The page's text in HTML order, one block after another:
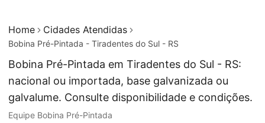
Home Cidades Atendidas
Bobina Pré-Pintada - Tiradentes do Sul - RS
Bobina Pré-Pintada em Tiradentes do Sul - RS:
nacional ou importada, base galvanizada ou
galvalume. Consulte disponibilidade e condições.
Equipe Bobina Pré-Pintada